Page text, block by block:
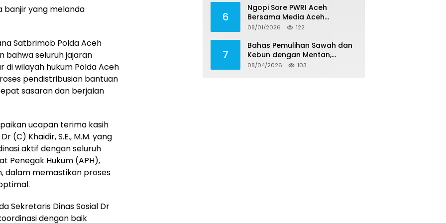
yang melanda
Satbrimob Polda Aceh
bahwa seluruh jajaran
wilayah hukum Polda Aceh
pendistribusian bantuan
sasaran dan berjalan
ucapan terima kasih
(C) Khaidir, S.E., M.M. yang
aktif dengan seluruh
Penegak Hukum (APH),
dalam memastikan proses
Sekretaris Dinas Sosial Dr
dengan baik
6
Ngopi Sore PWRI Aceh
Bersama Media Aceh
Inspirasi, Perkuat Silaturahmi
Berharga
08/01/2026 122
7
Bahas Pemulihan Sawah dan
Kebun dengan Mentan,
Gubernur Mualem: Kami
08/04/2026 103